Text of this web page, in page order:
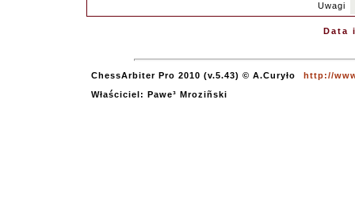
Uwagi
Data
ChessArbiter Pro 2010 (v.5.43) © A.Curyło
http://
Właściciel: Pawe³ Mroziñski